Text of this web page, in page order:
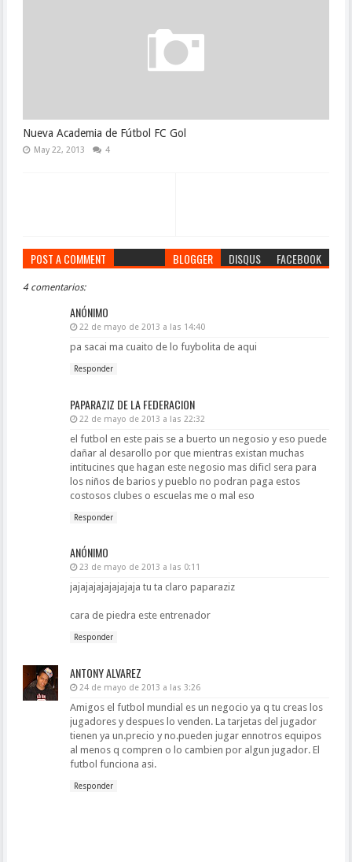
Nueva Academia de Fútbol FC Gol
May 22, 2013 4
POST A COMMENT BLOGGER DISQUS FACEBOOK
4 comentarios:
ANÓNIMO
22 de mayo de 2013 a las 14:40
pa sacai ma cuaito de lo fuybolita de aqui
Responder
PAPARAZIZ DE LA FEDERACION
22 de mayo de 2013 a las 22:32
el futbol en este pais se a buerto un negosio y eso puede
dañar al desarollo por que mientras existan muchas
intitucines que hagan este negosio mas dificl sera para
los niños de barios y pueblo no podran paga estos
costosos clubes o escuelas me o mal eso
Responder
ANÓNIMO
23 de mayo de 2013 a las 0:11
jajajajajajajajaja tu ta claro paparaziz
cara de piedra este entrenador
Responder
ANTONY ALVAREZ
24 de mayo de 2013 a las 3:26
Amigos el futbol mundial es un negocio ya q tu creas los
jugadores y despues lo venden. La tarjetas del jugador
tienen ya un.precio y no.pueden jugar ennotros equipos
al menos q compren o lo cambien por algun jugador. El
futbol funciona asi.
Responder